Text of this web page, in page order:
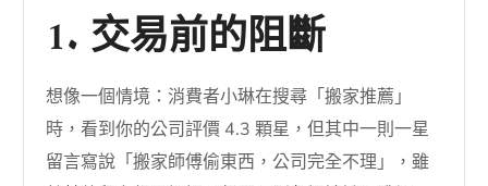
1. 交易前的阻斷
想像一個情境：消費者小琳在搜尋「搬家推薦」
時，看到你的公司評價 4.3 顆星，但其中一則一星
留言寫說「搬家師傅偷東西，公司完全不理」，雖